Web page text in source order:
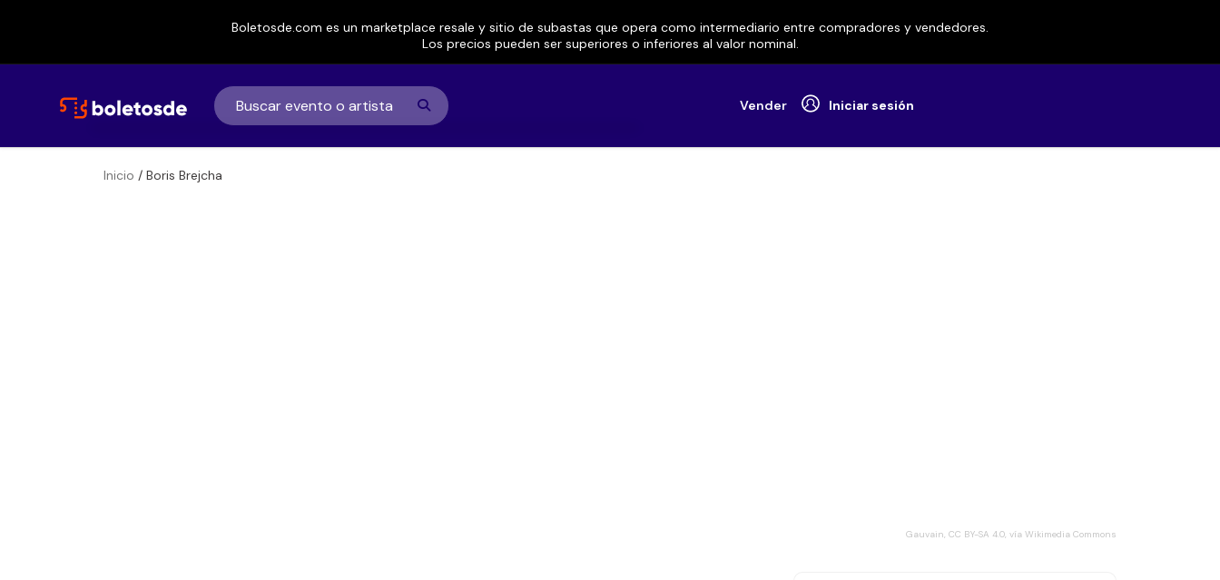
Boletosde.com es un marketplace resale y sitio de subastas que opera como intermediario entre compradores y vendedores.
Los precios pueden ser superiores o inferiores al valor nominal.
Vender Iniciar sesión
Inicio / Boris Brejcha
Gauvain, CC BY-SA 4.0, vía Wikimedia Commons